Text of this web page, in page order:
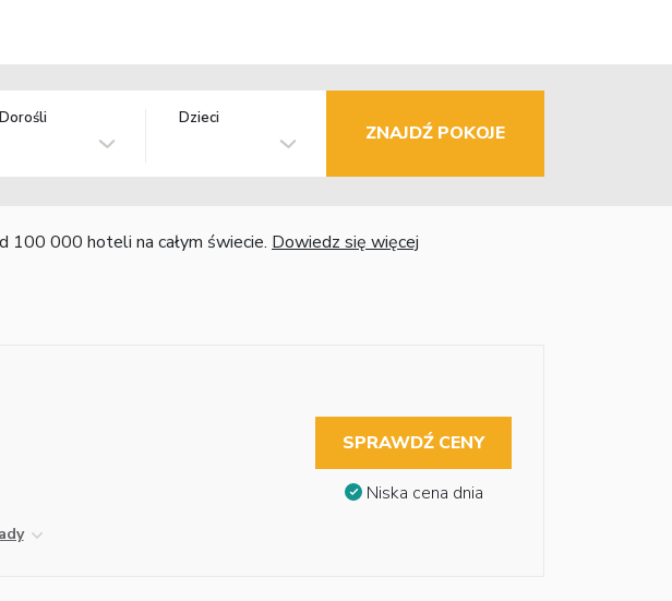
Dorośli Dzieci
ZNAJDŹ POKOJE
100 000 hoteli na całym świecie. Dowiedz się więcej
SPRAWDŹ CENY
Niska cena dnia